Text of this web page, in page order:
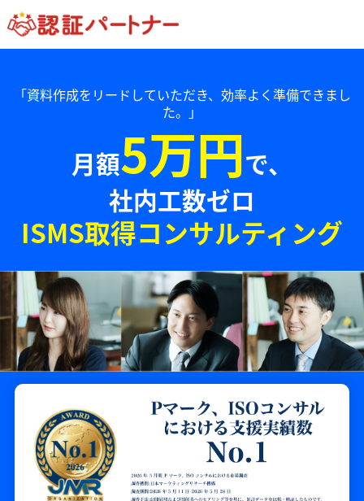
「資料作成をリードしていただき、効率よく準備できまし
た。」
月額5万円で、
社内工数ゼロ
ISMS取得コンサルティング